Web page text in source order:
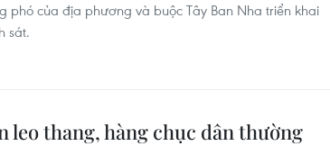
phó của địa phương và buộc Tây Ban Nha triển khai
sát.
leo thang, hàng chục dân thường